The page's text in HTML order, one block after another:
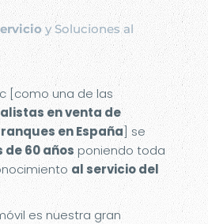
y Soluciones al
[como una de las
en venta de
en España] se
de 60 años poniendo toda
al servicio del
es nuestra gran